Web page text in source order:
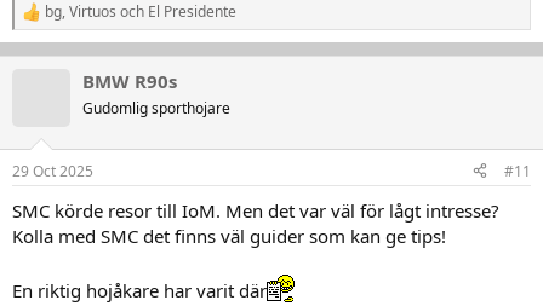
R
e
a
n
e
:
bg,Virtuos och El Presidente
BMW R90s
Gudomlig sporthojare
29 Oct 2025 #11
SMC körde resor till IoM. Men det var väl för lågt intresse?
Kolla med SMC det finns väl guider som kan ge tips!
En riktig hojåkare har varit där